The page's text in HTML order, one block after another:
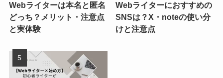
Webライターは本名と匿名
どっち？メリット・注意点
と実体験
Webライターにおすすめの
SNSは？X・noteの使い分
けと注意点